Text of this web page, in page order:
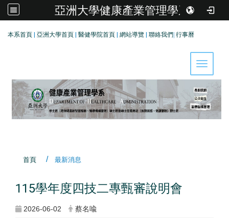
亞洲大學健康產業管理學系
本系首頁 亞洲大學首頁 醫健學院首頁 網站導覽 聯絡我們 行事曆
Toggle
首頁 最新消息
115學年度四技二專甄審說明會​​​​
2026-06-02 蔡名喩